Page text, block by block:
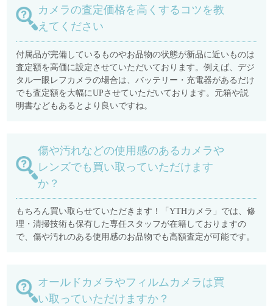
カメラの査定価格を高くするコツを教
えてください
付属品が完備しているものやお品物の状態が新品に近いものは
査定額を高価に設定させていただいております。例えば、デジ
タル一眼レフカメラの場合は、バッテリー・充電器があるだけ
でも査定額を大幅にUPさせていただいております。元箱や説
明書などもあるとより良いですね。
傷や汚れなどの使用感のあるカメラや
レンズでも買い取っていただけます
か？
もちろん買い取らせていただきます！「YTHカメラ」では、修
理・清掃技術も保有した専任スタッフが在籍しておりますの
で、傷や汚れのある使用感のお品物でも高額査定が可能です。
オールドカメラやフィルムカメラは買
い取っていただけますか？